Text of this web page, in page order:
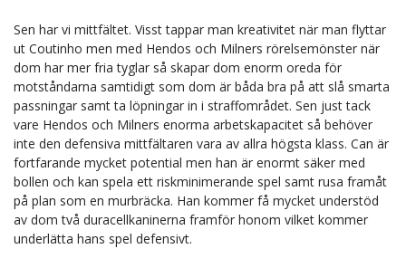
Sen har vi mittfältet. Visst tappar man kreativitet när man flyttar
ut Coutinho men med Hendos och Milners rörelsemönster när
dom har mer fria tyglar så skapar dom enorm oreda för
motståndarna samtidigt som dom är båda bra på att slå smarta
passningar samt ta löpningar in i straffområdet. Sen just tack
vare Hendos och Milners enorma arbetskapacitet så behöver
inte den defensiva mittfältaren vara av allra högsta klass. Can är
fortfarande mycket potential men han är enormt säker med
bollen och kan spela ett riskminimerande spel samt rusa framåt
på plan som en murbräcka. Han kommer få mycket understöd
av dom två duracellkaninerna framför honom vilket kommer
underlätta hans spel defensivt.